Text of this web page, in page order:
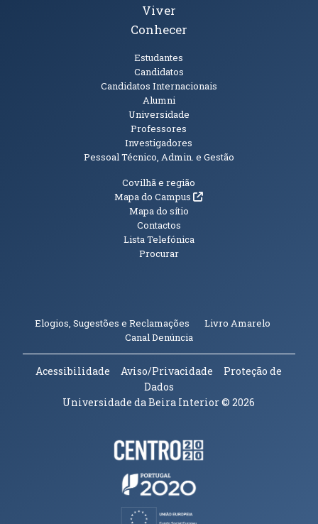
Viver
Conhecer
Estudantes
Candidatos
Candidatos Internacionais
Alumni
Universidade
Professores
Investigadores
Pessoal Técnico, Admin. e Gestão
Informações Adicionais
Covilhã e região
Mapa do Campus(abre em nova janela)
Mapa do sítio
Contactos
Lista Telefónica
Procurar
Elogios, Sugestões e Reclamações Livro Amarelo
Canal Denúncia(abre em nova janela)
Acessibilidade Aviso/Privacidade
Proteção de
Dados
Universidade da Beira Interior© 2026
Parceiros e Financiadores